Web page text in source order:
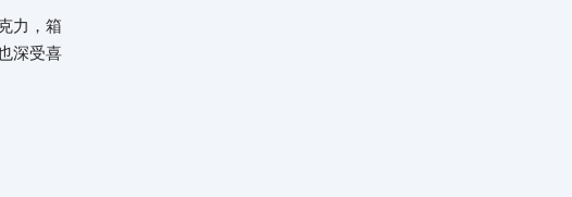
力，箱
深受喜